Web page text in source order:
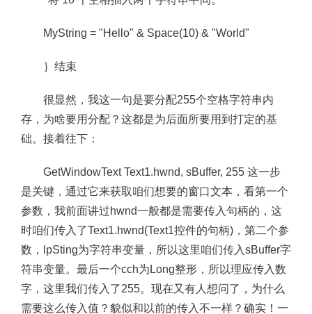
MyString = "Hello" & Space(10) & "World"
｝结束
很显然，我这一句是要分配255个空格字符串内
存，为啥要用分配？这都是为后面所要用到打定的基
础。接着往下：
GetWindowText Text1.hwnd, sBuffer, 255 这一步
是关键，通过它来获取咱们想要的窗口文本，看第一个
参数，我前面讲过hwnd一般都是需要传入句柄的，这
时咱们传入了Text1.hwnd(Text1控件的句柄)，第二个参
数，lpSting为字符串变量，所以这里咱们传入sBuffer字
符串变量。最后一个cch为Long整形，所以理应传入数
字，这里我们传入了255。现在又有人想问了，为什么
需要这么传入值？貌似和以前的传入不一样？确实！一